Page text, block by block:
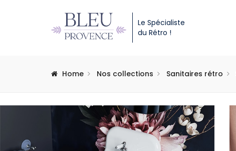
Le Spécialiste
du Rétro !
Home Nos collections Sanitaires rétro